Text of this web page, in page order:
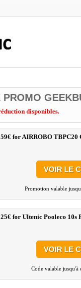
PROMO
disponibles.
for AIRROBO TBPC20
VOIR LE
Promotion valable
for Ultenic Pooleco 10s
VOIR LE
Code valable jusqu'à